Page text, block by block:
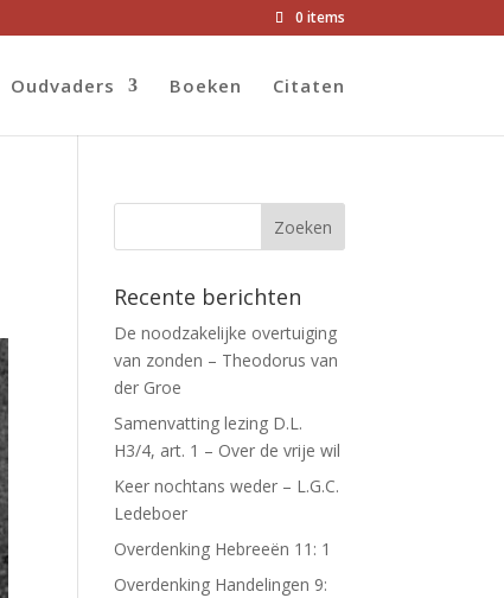
0 items
Oudvaders Boeken Citaten
Recente berichten
De noodzakelijke overtuiging
van zonden – Theodorus van
der Groe
Samenvatting lezing D.L.
H3/4, art. 1 – Over de vrije wil
Keer nochtans weder – L.G.C.
Ledeboer
Overdenking Hebreeën 11: 1
Overdenking Handelingen 9: